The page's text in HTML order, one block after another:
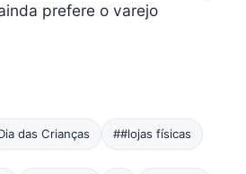
prefere o varejo
das Crianças ##lojas físicas